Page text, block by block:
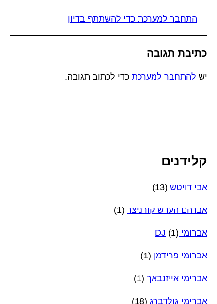
התחבר למערכת כדי להשתתף בדיון
כתיבת תגובה
יש להתחבר למערכת כדי לכתוב תגובה.
קלידנים
אבי דויטש (13)
אברהם הערש קורניצר (1)
אברומי DJ (1)
אברומי פרידמן (1)
אברימי אייזנבאך (1)
אברימי גולדברג (18)